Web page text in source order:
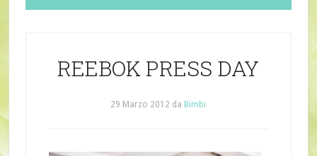
REEBOK PRESS DAY
29 Marzo 2012 da Bimbi